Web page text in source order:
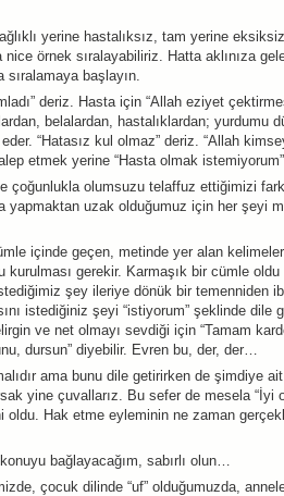
yerine hastalıksız, tam yerine
örnek sıralayabiliriz. Hatta aklınıza
başlayın.
deriz. Hasta için “Allah eziyet
belalardan, hastalıklardan; yurdumu
“Hatasız kul olmaz” deriz. “Allah
etmek yerine “Hasta olmak
çoğunlukla olumsuzu telaffuz ettiğimizi
yapmaktan uzak olduğumuz için her şeyi
içinde geçen, metinde yer alan
kurulması gerekir. Karmaşık bir cümle
şey ileriye dönük bir temenniden
istediğiniz şeyi “istiyorum” şeklinde dile
ve net olmayı sevdiği için “Tamam
dursun” diyebilir. Evren bu, der, der…
ama bunu dile getirirken de şimdiye
yine çuvallarız. Bu sefer de mesela “İyi
oldu. Hak etme eyleminin ne zaman
bağlayacağım, sabırlı olun…
çocuk dilinde “uf” olduğumuzda,